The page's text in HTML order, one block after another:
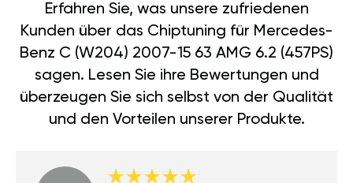
Erfahren Sie, was unsere zufriedenen
Kunden über das Chiptuning für Mercedes-
Benz C (W204) 2007-15 63 AMG 6.2 (457PS)
sagen. Lesen Sie ihre Bewertungen und
überzeugen Sie sich selbst von der Qualität
und den Vorteilen unserer Produkte.